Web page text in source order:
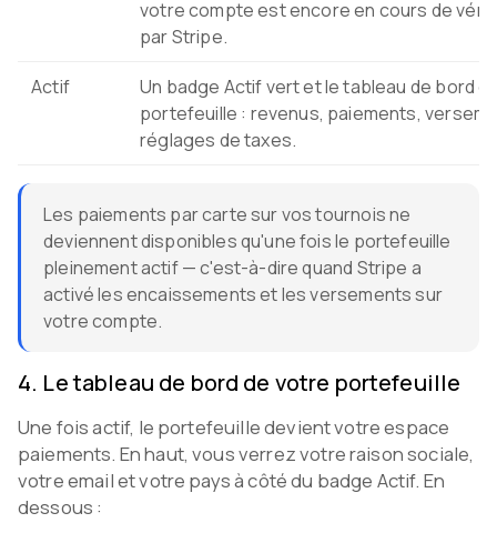
votre compte est encore en cours de
par Stripe.
Actif
Un badge Actif vert et le tableau de bord
portefeuille : revenus, paiements,
réglages de taxes.
Les paiements par carte sur vos tournois ne
deviennent disponibles qu'une fois le portefeuille
pleinement actif — c'est-à-dire quand Stripe a
activé les encaissements et les versements sur
votre compte.
4. Le tableau de bord de votre portefeuille
Une fois actif, le portefeuille devient votre espace
paiements. En haut, vous verrez votre raison sociale,
votre email et votre pays à côté du badge Actif. En
dessous :